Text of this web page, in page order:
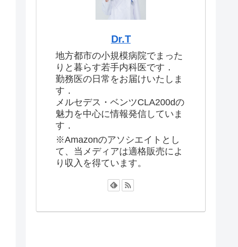
Dr.T
地方都市の小規模病院でまった
りと暮らす若手内科医です．
勤務医の日常をお届けいたしま
す．
メルセデス・ベンツCLA200dの
魅力を中心に情報発信していま
す．
※Amazonのアソシエイトとし
て、当メディアは適格販売によ
り収入を得ています。